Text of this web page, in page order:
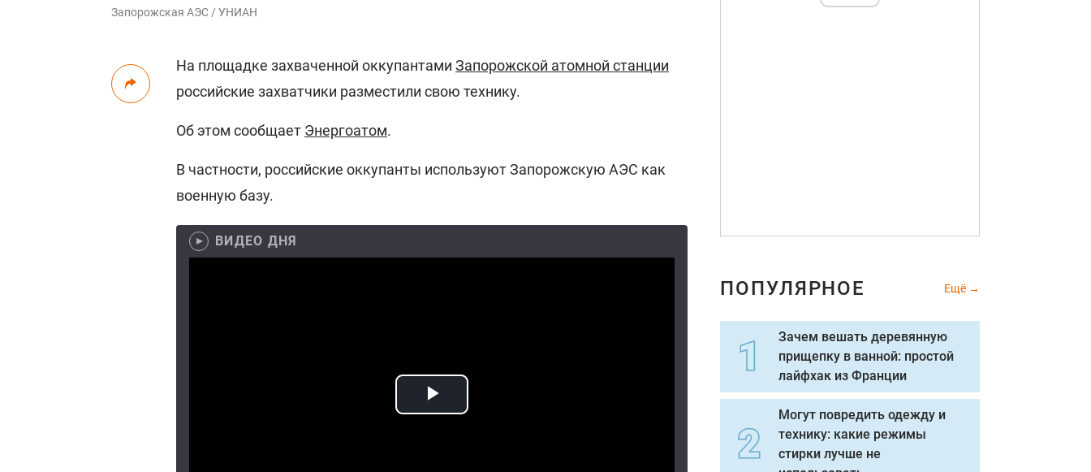
Запорожская АЭС / УНИАН
На площадке захваченной оккупантами Запорожской атомной станции
российские захватчики разместили свою технику.
Об этом сообщает Энергоатом.
В частности, российские оккупанты используют Запорожскую АЭС как
военную базу.
ВИДЕО ДНЯ
ПОПУЛЯРНОЕ Ещё
Зачем вешать деревянную
прищепку в ванной: простой
лайфхак из Франции
Могут повредить одежду и
технику: какие режимы
стирки лучше не